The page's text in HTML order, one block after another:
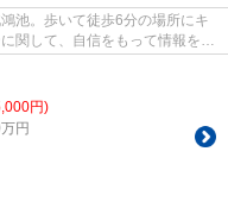
池。歩いて徒歩6分の場所にキ
関して、自信をもって情報を提
円)
円